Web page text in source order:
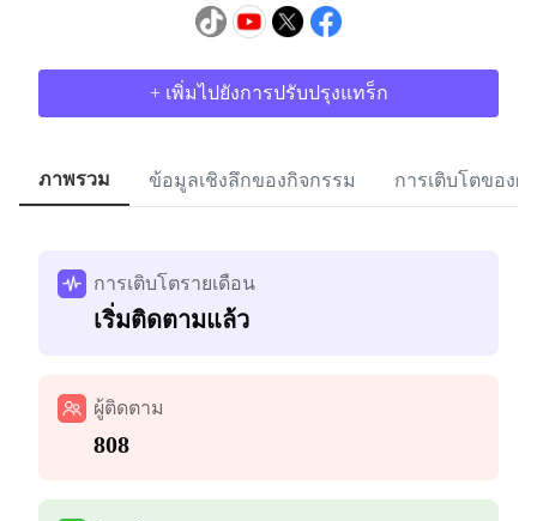
+ เพิ่มไปยังการปรับปรุงแทร็ก
ภาพรวม ข้อมูลเชิงลึกของกิจกรรม การเติบโตของผู้
การเติบโตรายเดือน
เริ่มติดตามแล้ว
ผู้ติดตาม
808